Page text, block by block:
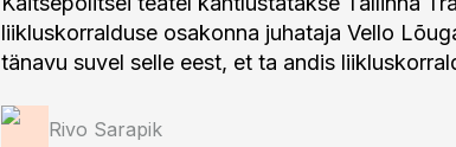
liikluskorralduse osakonna juhataja Vello
tänavu suvel selle eest, et ta andis
Rivo Sarapik